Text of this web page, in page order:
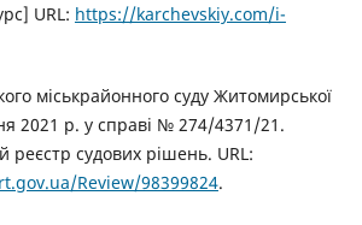
URL: https://karchevskiy.com/i-
міськрайонного суду Житомирської
2021 р. у справі № 274/4371/21.
судових рішень. URL:
Review/98399824.